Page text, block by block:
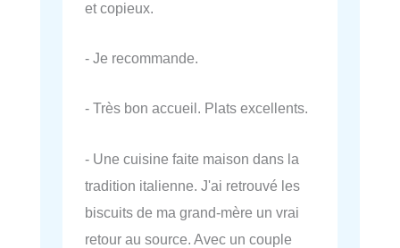
et copieux.
- Je recommande.
- Très bon accueil. Plats excellents.
- Une cuisine faite maison dans la
tradition italienne. J'ai retrouvé les
biscuits de ma grand-mère un vrai
retour au source. Avec un couple